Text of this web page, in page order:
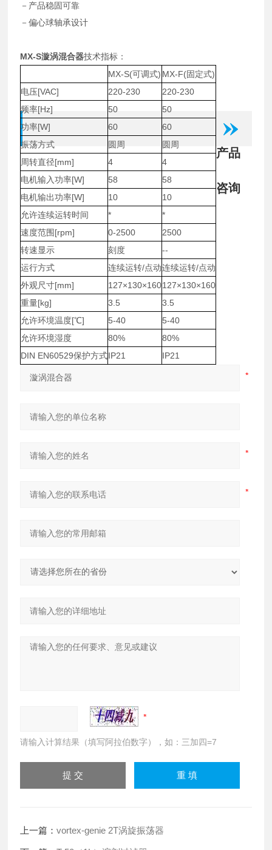
－产品稳固可靠
－偏心球轴承设计
MX-S漩涡混合器技术指标：
MX-S(可调式) MX-F(固定式)
电压[VAC]
220-230
220-230
频率[Hz]
50
50
功率[W]
60
60
振荡方式
圆周
圆周
周转直径[mm]
4
4
电机输入功率[W]
58
58
电机输出功率[W]
10
10
允许连续运转时间
*
*
速度范围[rpm]
0-2500
2500
转速显示
刻度
--
运行方式
连续运转/点动连续运转/点动
外观尺寸[mm]
127×130×160127×130×160
重量[kg]
3.5
3.5
允许环境温度[℃]
5-40
5-40
允许环境湿度
80%
80%
DIN EN60529保护方式IP21 IP21
产品
咨询
请输入计算结果（填写阿拉伯数字），如：三加四=7
上一篇：vortex-genie 2T涡旋振荡器